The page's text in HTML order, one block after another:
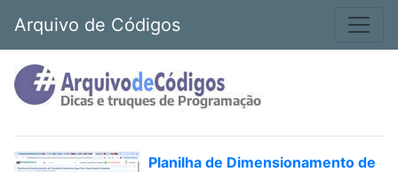
Arquivo de Códigos
Planilha de Dimensionamento de